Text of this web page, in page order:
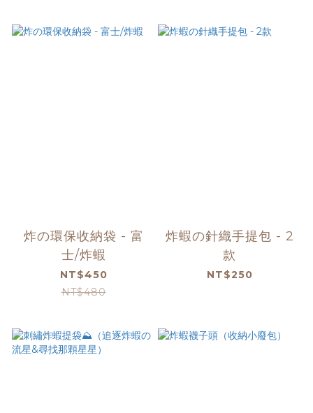
炸の環保收納袋 - 富
士/炸蝦
NT$450
NT$480
炸蝦の針織手提包 - 2
款
NT$250